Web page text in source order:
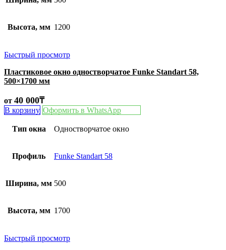
Высота, мм 1200
Быстрый просмотр
Пластиковое окно одностворчатое Funke Standart 58,
500×1700 мм
от 40 000₸
В корзину Оформить в WhatsApp
Тип окна Одностворчатое окно
Профиль Funke Standart 58
Ширина, мм 500
Высота, мм 1700
Быстрый просмотр